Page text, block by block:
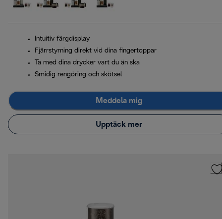
Intuitiv färgdisplay
Fjärrstyrning direkt vid dina fingertoppar
Ta med dina drycker vart du än ska
Smidig rengöring och skötsel
Meddela mig
Upptäck mer